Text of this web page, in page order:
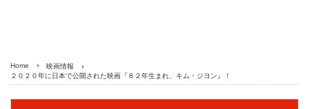
Home
映画情報
２０２０年に日本で公開された映画『８２年生まれ、キム・ジヨン』！